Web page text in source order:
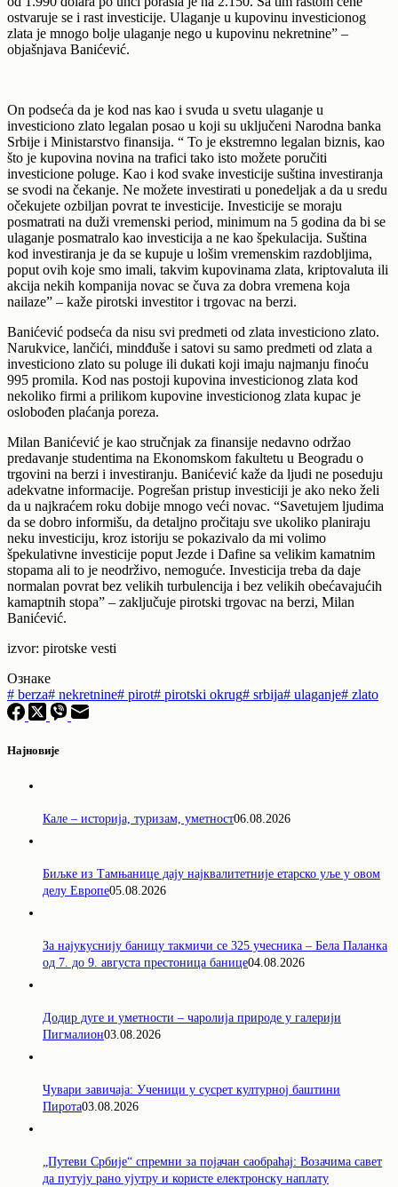
ostvaruje se i rast investicije. Ulaganje u kupovinu investicionog
zlata je mnogo bolje ulaganje nego u kupovinu nekretnine” –
objašnjava Banićević.
On podseća da je kod nas kao i svuda u svetu ulaganje u
investiciono zlato legalan posao u koji su uključeni Narodna banka
Srbije i Ministarstvo finansija. “ To je ekstremno legalan biznis, kao
što je kupovina novina na trafici tako isto možete poručiti
investicione poluge. Kao i kod svake investicije suština investiranja
se svodi na čekanje. Ne možete investirati u ponedeljak a da u sredu
očekujete ozbiljan povrat te investicije. Investicije se moraju
posmatrati na duži vremenski period, minimum na 5 godina da bi se
ulaganje posmatralo kao investicija a ne kao špekulacija. Suština
kod investiranja je da se kupuje u lošim vremenskim razdobljima,
poput ovih koje smo imali, takvim kupovinama zlata, kriptovaluta ili
akcija nekih kompanija novac se čuva za dobra vremena koja
nailaze” – kaže pirotski investitor i trgovac na berzi.
Banićević podseća da nisu svi predmeti od zlata investiciono zlato.
Narukvice, lančići, mindđuše i satovi su samo predmeti od zlata a
investiciono zlato su poluge ili dukati koji imaju najmanju finoću
995 promila. Kod nas postoji kupovina investicionog zlata kod
nekoliko firmi a prilikom kupovine investicionog zlata kupac je
oslobođen plaćanja poreza.
Milan Banićević je kao stručnjak za finansije nedavno održao
predavanje studentima na Ekonomskom fakultetu u Beogradu o
trgovini na berzi i investiranju. Banićević kaže da ljudi ne poseduju
adekvatne informacije. Pogrešan pristup investiciji je ako neko želi
da u najkraćem roku dobije mnogo veći novac. “Savetujem ljudima
da se dobro informišu, da detaljno pročitaju sve ukoliko planiraju
neku investiciju, kroz istoriju se pokazivalo da mi volimo
špekulativne investicije poput Jezde i Dafine sa velikim kamatnim
stopama ali to je neodrživo, nemoguće. Investicija treba da daje
normalan povrat bez velikih turbulencija i bez velikih obećavajućih
kamaptnih stopa” – zaključuje pirotski trgovac na berzi, Milan
Banićević.
izvor: pirotske vesti
Ознаке
# berza# nekretnine# pirot# pirotski okrug# srbija# ulaganje# zlato
Најновије
Кале – историја, туризам, уметност06.08.2026
Биљке из Тамњанице дају најквалитетније етарско уље у овом
делу Европе05.08.2026
За најукуснију баницу такмичи се 325 учесника – Бела Паланка
од 7. до 9. августа престоница банице04.08.2026
Додир дуге и уметности – чаролија природе у галерији
Пигмалион03.08.2026
Чувари завичаја: Ученици у сусрет културној баштини
Пирота03.08.2026
„Путеви Србије“ спремни за појачан саобраћај: Возачима савет
да путују рано ујутру и користе електронску наплату